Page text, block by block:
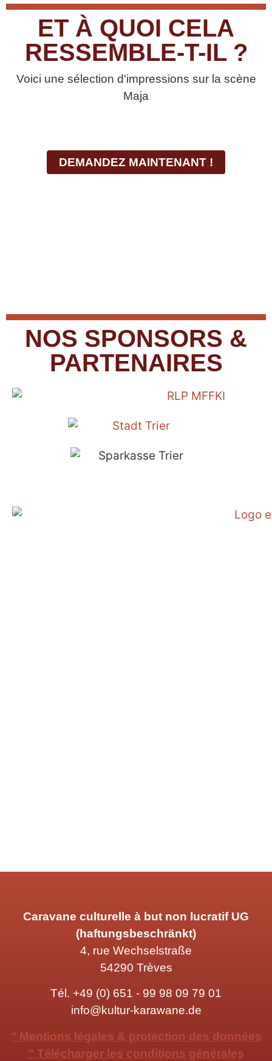
ET À QUOI CELA
RESSEMBLE-T-IL ?
Voici une sélection d'impressions sur la scène
Maja
DEMANDEZ MAINTENANT !
NOS SPONSORS &
PARTENAIRES
Caravane culturelle à but non lucratif UG
(haftungsbeschränkt)
4, rue Wechselstraße
54290 Trèves
Tél. +49 (0) 651 - 99 98 09 79 01
info@kultur-karawane.de
" Mentions légales & protection des données
" Télécharger les conditions générales